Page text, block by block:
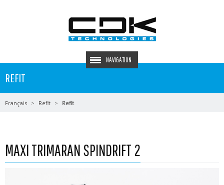
NAVIGATION
REFIT
Français Refit Refit
MAXI TRIMARAN SPINDRIFT 2